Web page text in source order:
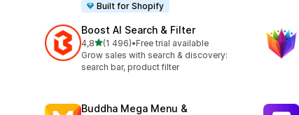
Built for Shopify
Boost AI Search & Filter
4,8na 5 gwiazdek
(1 496)
Łączna liczba recenzji: 1496
•Free trial available
Grow sales with search & discovery:
search bar, product filter
Buddha Mega Menu &